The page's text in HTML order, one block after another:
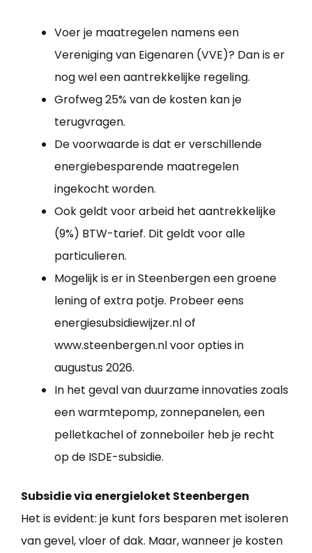
Voer je maatregelen namens een
Vereniging van Eigenaren (VVE)? Dan is er
nog wel een aantrekkelijke regeling.
Grofweg 25% van de kosten kan je
terugvragen.
De voorwaarde is dat er verschillende
energiebesparende maatregelen
ingekocht worden.
Ook geldt voor arbeid het aantrekkelijke
(9%) BTW-tarief. Dit geldt voor alle
particulieren.
Mogelijk is er in Steenbergen een groene
lening of extra potje. Probeer eens
energiesubsidiewijzer.nl of
www.steenbergen.nl voor opties in
augustus 2026.
In het geval van duurzame innovaties zoals
een warmtepomp, zonnepanelen, een
pelletkachel of zonneboiler heb je recht
op de ISDE-subsidie.
Subsidie via energieloket Steenbergen
Het is evident: je kunt fors besparen met isoleren
van gevel, vloer of dak. Maar, wanneer je kosten